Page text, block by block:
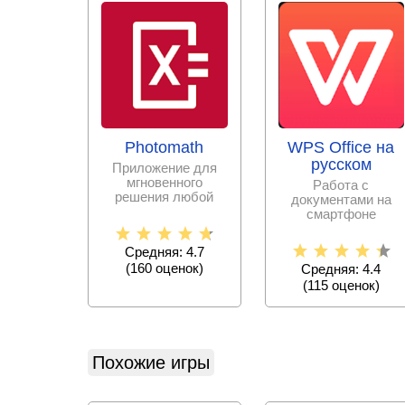
Photomath
Приложение для
мгновенного
решения любой
задачи с
пошаговыми
Средняя: 4.7
(160оценок)
WPS Office на
русском
Работа с
документами на
смартфоне
проще с набором
офисных программ,
Средняя: 4.4
(115оценок)
Похожие игры